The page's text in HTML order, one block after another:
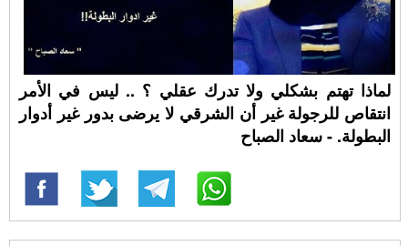
لماذا تهتم بشكلي ولا تدرك عقلي ؟ .. ليس في الأمر
انتقاص للرجولة غير أن الشرقي لا يرضى بدور غير أدوار
البطولة. - سعاد الصباح